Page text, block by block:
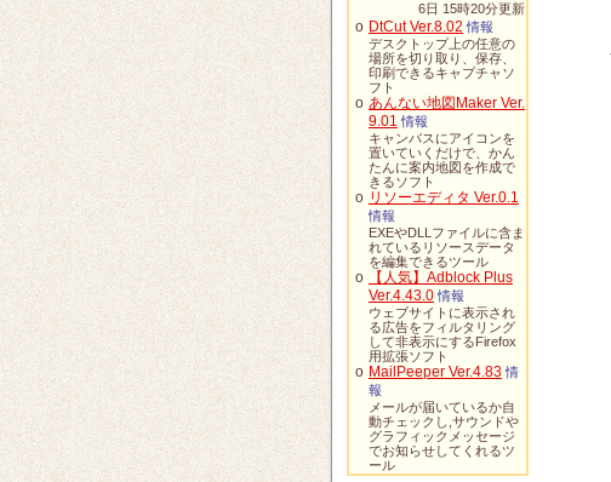
6日 15時20分更新
o DtCut Ver.8.02 情報
デスクトップ上の任意の
場所を切り取り、保存、
印刷できるキャプチャソ
フト
o あんない地図Maker Ver.
9.01 情報
キャンバスにアイコンを
置いていくだけで、かん
たんに案内地図を作成で
きるソフト
o リソーエディタ Ver.0.1
情報
EXEやDLLファイルに含ま
れているリソースデータ
を編集できるツール
o
【人気】Adblock Plus
Ver.4.43.0 情報
ウェブサイトに表示され
る広告をフィルタリング
して非表示にするFirefox
用拡張ソフト
o MailPeeper Ver.4.83 情
報
メールが届いているか自
動チェックし,サウンドや
グラフィックメッセージ
でお知らせしてくれるツ
ール